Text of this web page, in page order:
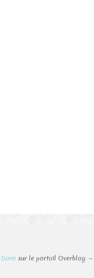
Doro sur le portail Overblog